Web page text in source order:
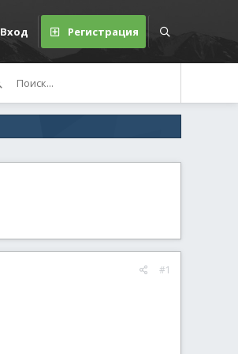
Вход Регистрация
#1